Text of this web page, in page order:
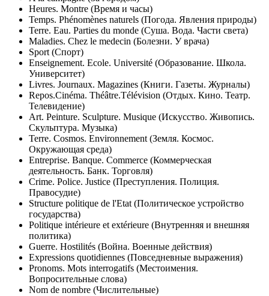
Heures. Montre (Время и часы)
Temps. Phénomènes naturels (Погода. Явления природы)
Terre. Eau. Parties du monde (Суша. Вода. Части света)
Maladies. Chez le medecin (Болезни. У врача)
Sport (Спорт)
Enseignement. Ecole. Université (Образование. Школа.
Университет)
Livres. Journaux. Magazines (Книги. Газеты. Журналы)
Repos.Cinéma. Théâtre.Télévision (Отдых. Кино. Театр.
Телевидение)
Art. Peinture. Sculpture. Musique (Искусство. Живопись.
Скульптура. Музыка)
Terre. Cosmos. Environnement (Земля. Космос.
Окружающая среда)
Entreprise. Banque. Commerce (Коммерческая
деятельность. Банк. Торговля)
Crime. Police. Justice (Преступления. Полиция.
Правосудие)
Structure politique de l'Etat (Политическое устройство
государства)
Politique intérieure et extérieure (Внутренняя и внешняя
политика)
Guerre. Hostilités (Война. Военные действия)
Expressions quotidiennes (Повседневные выражения)
Pronoms. Mots interrogatifs (Местоимения.
Вопросительные слова)
Nom de nombre (Числительные)